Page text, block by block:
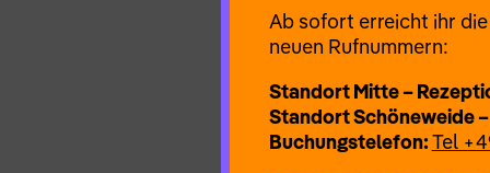
Eine Stimme fällt aus dem
verschlucken. „Urlaub auf
während langsam alles
Regie und KonzeptDalida
Ab sofort erreicht ihr
neuen Rufnummern:
Standort Mitte –
Standort Schöneweide
Buchungstelefon:Tel